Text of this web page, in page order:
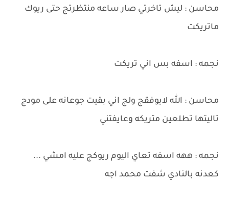
محاسن : ليش تاخرتي صار ساعه منتظرتج حتى ريوك
ماتريكت
نجمه : اسفه بس اني تريكت
محاسن : الله لايوفقج ولج اني بقيت جوعانه على مودج
تاليتها تطلعين متريكه وعايفتني
نجمه : ههه اسفه تعاي اليوم ريوكج عليه امشي ...
كعدنه بالنادي شفت محمد اجه